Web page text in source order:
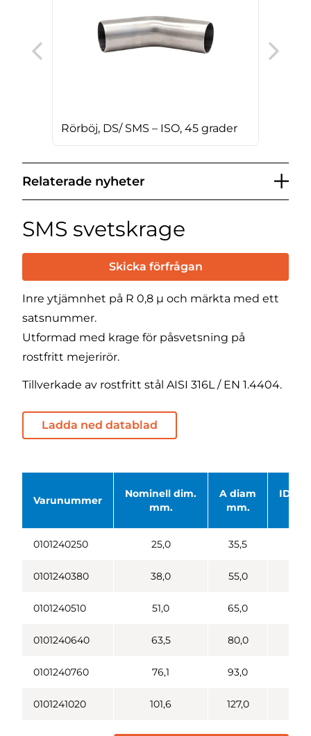
Rörböj, DS/ SMS – ISO, 45 grader
Relaterade nyheter
SMS svetskrage
Skicka förfrågan
Inre ytjämnhet på R 0,8 µ och märkta med ett
satsnummer.
Utformad med krage för påsvetsning på
rostfritt mejerirör.
Tillverkade av rostfritt stål AISI 316L / EN 1.4404.
Ladda ned datablad
Varunummer
Nominell dim.
mm.
A diam
mm.
ID Ø
0101240250 25,0 35,5
0101240380 38,0 55,0
0101240510 51,0 65,0
0101240640 63,5 80,0
0101240760 76,1 93,0
0101241020 101,6 127,0